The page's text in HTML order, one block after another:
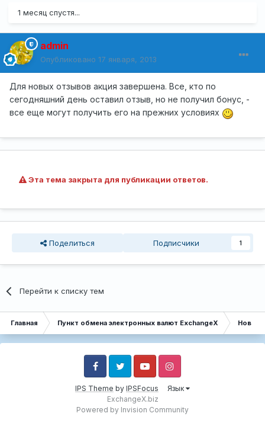
1 месяц спустя...
admin
Опубликовано 17 января, 2013
Для новых отзывов акция завершена. Все, кто по
сегодняшний день оставил отзыв, но не получил бонус, -
все еще могут получить его на прежних условиях
Эта тема закрыта для публикации ответов.
Поделиться Подписчики 1
Перейти к списку тем
Главная Пункт обмена электронных валют ExchangeX
IPS Theme by IPSFocus Язык
FacebookTwitter YoutubeInstagram
ExchangeX.biz
Powered by Invision Community